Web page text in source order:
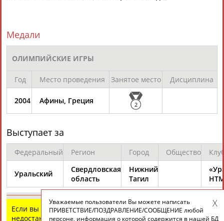
Медали
ОЛИМПИЙСКИЕ ИГРЫ
Год Место проведения Занятое место Дисциплина
2004 Афины, Греция 2
Выступает за
Федеральный Регион Город Общество
Уральский
Свердловская
область
Нижний
Тагил
Если вы нашли ошибку в данных или имеете
недостающую информацию, внесите изменения
Уважаемые пользователи Вы можете написать
ПРИВЕТСТВИЕ/ПОЗДРАВЛЕНИЕ/СООБЩЕНИЕ любой
персоне, информация о которой содержится в нашей БД